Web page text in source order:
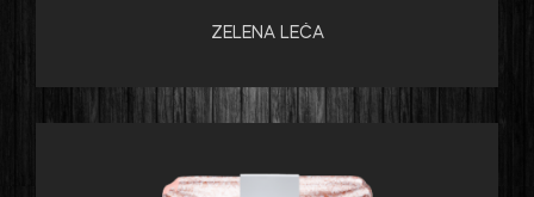
ZELENA LEĆA